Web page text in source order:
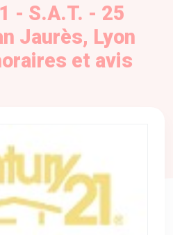
- S.A.T. - 25
Jaurès, Lyon
et avis